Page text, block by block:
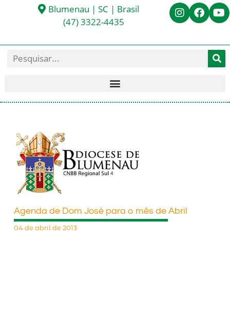
Blumenau | SC | Brasil
(47) 3322-4435
Agenda de Dom José para o mês de Abril
04 de abril de 2013